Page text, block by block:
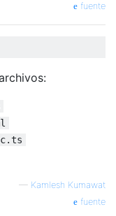
fuente
— Kamlesh Kumawat
fuente